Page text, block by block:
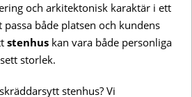
och arkitektonisk karaktär i ett
både platsen och kundens
stenhuskan vara både personliga
storlek.
stenhus? Vi